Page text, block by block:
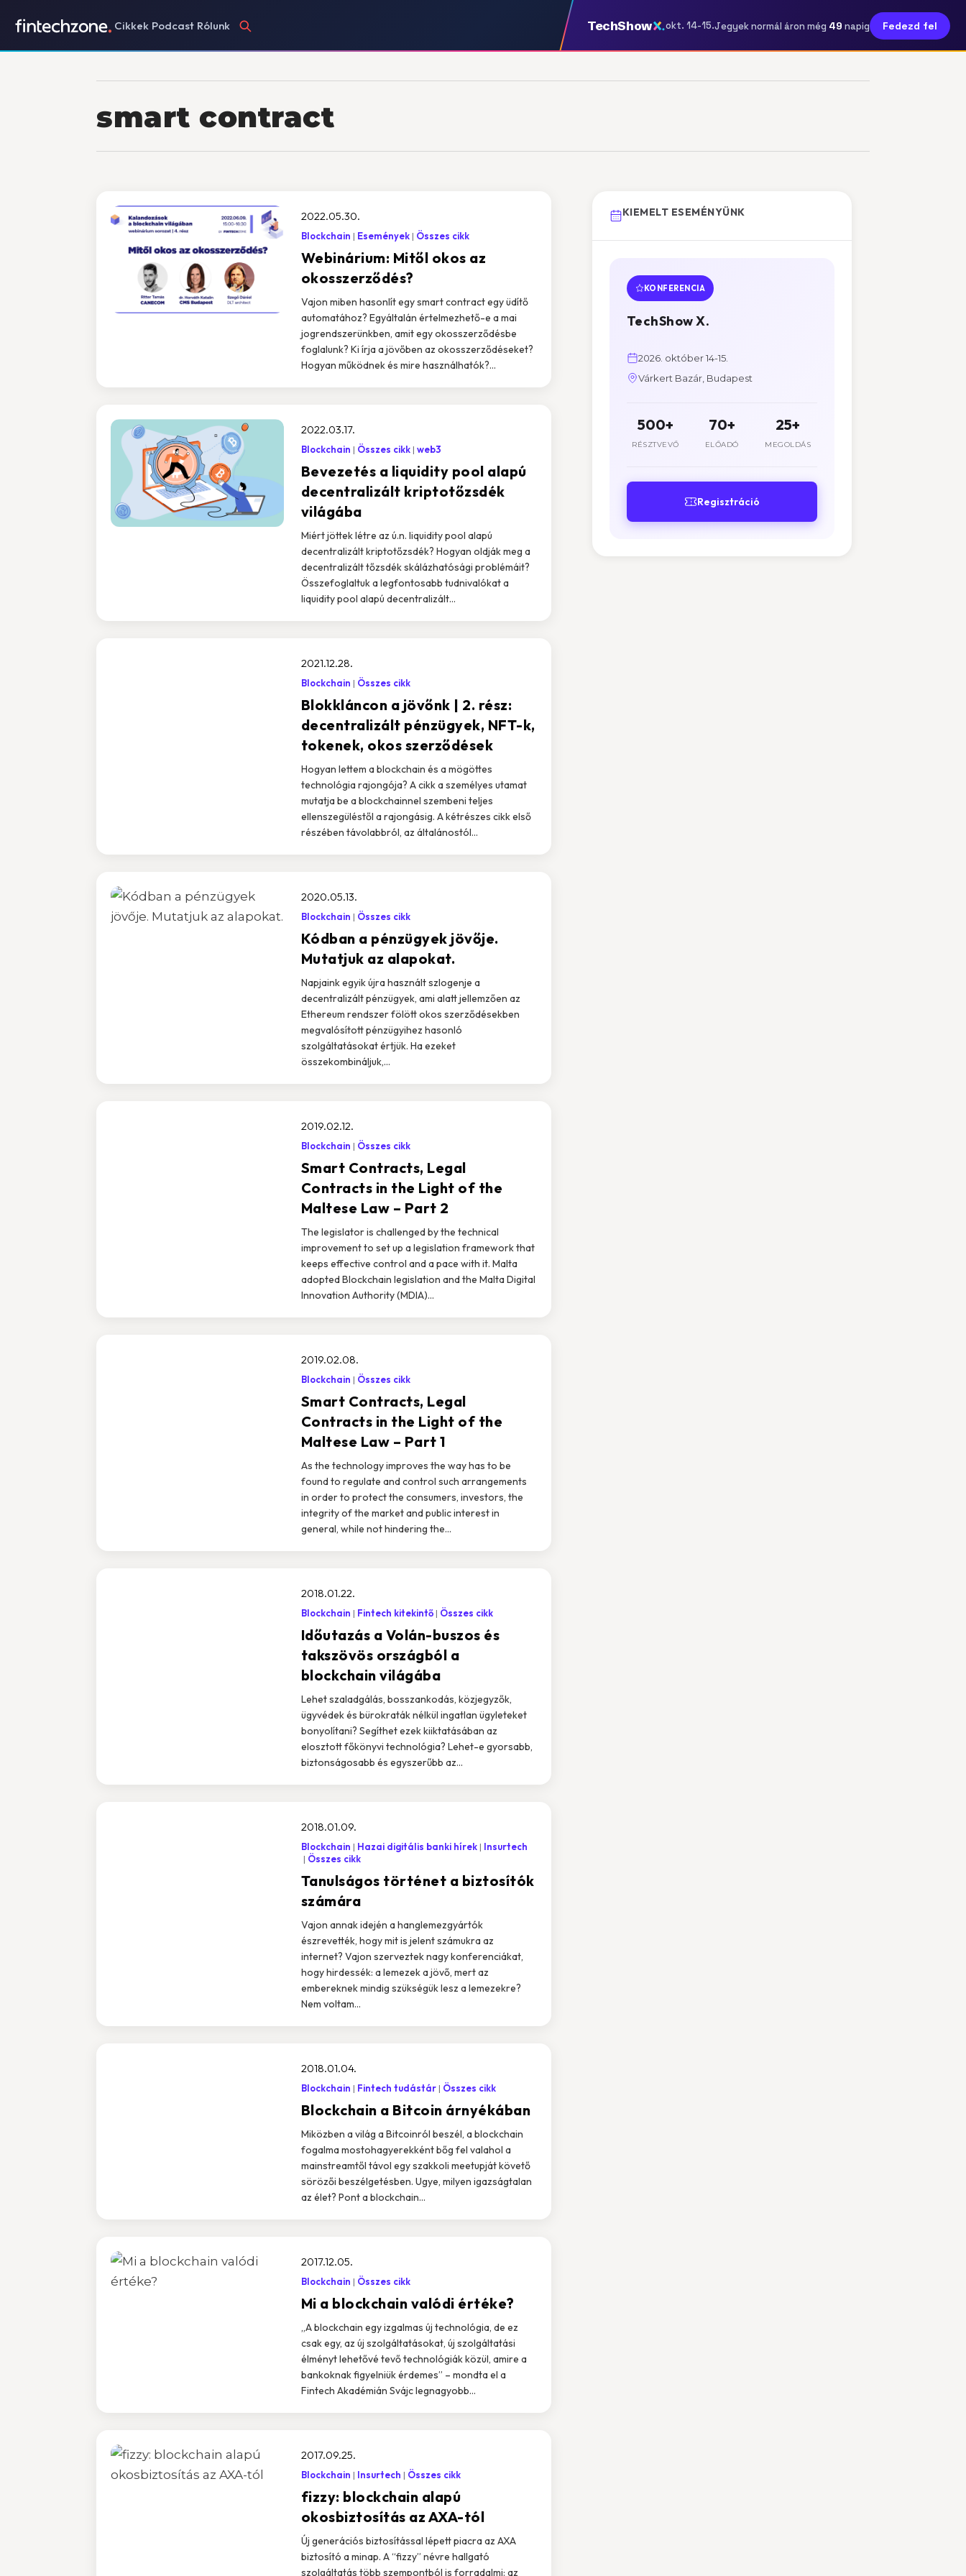
Cikkek Podcast Rólunk TechShow okt. 14-15.Jegyek normál áron még 49 napig Fedezd fel
smart contract
Webinárium: Mitől okos az
okosszerződés?
2022.05.30.
Blockchain Események Összes cikk
Vajon miben hasonlít egy smart contract egy üdítő
automatához? Egyáltalán értelmezhető-e a mai
jogrendszerünkben, amit egy okosszerződésbe
foglalunk? Ki írja a jövőben az okosszerződéseket?
Hogyan működnek és mire használhatók?...
Bevezetés a liquidity pool alapú
decentralizált kriptotőzsdék
világába
2022.03.17.
Blockchain Összes cikk web3
Miért jöttek létre az ú.n. liquidity pool alapú
decentralizált kriptotőzsdék? Hogyan oldják meg a
decentralizált tőzsdék skálázhatósági problémáit?
Összefoglaltuk a legfontosabb tudnivalókat a
liquidity pool alapú decentralizált...
Blokkláncon a jövőnk | 2. rész:
decentralizált pénzügyek, NFT-k,
tokenek, okos szerződések
2021.12.28.
Blockchain Összes cikk
Hogyan lettem a blockchain és a mögöttes
technológia rajongója? A cikk a személyes utamat
mutatja be a blockchainnel szembeni teljes
ellenszegüléstől a rajongásig. A kétrészes cikk első
részében távolabbról, az általánostól...
Kódban a pénzügyek jövője.
Mutatjuk az alapokat.
2020.05.13.
Blockchain Összes cikk
Napjaink egyik újra használt szlogenje a
decentralizált pénzügyek, ami alatt jellemzően az
Ethereum rendszer fölött okos szerződésekben
megvalósított pénzügyihez hasonló
szolgáltatásokat értjük. Ha ezeket
összekombináljuk,...
Smart Contracts, Legal
Contracts in the Light of the
Maltese Law – Part 2
2019.02.12.
Blockchain Összes cikk
The legislator is challenged by the technical
improvement to set up a legislation framework that
keeps effective control and a pace with it. Malta
adopted Blockchain legislation and the Malta Digital
Innovation Authority (MDIA)...
Smart Contracts, Legal
Contracts in the Light of the
Maltese Law – Part 1
2019.02.08.
Blockchain Összes cikk
As the technology improves the way has to be
found to regulate and control such arrangements
in order to protect the consumers, investors, the
integrity of the market and public interest in
general, while not hindering the...
Időutazás a Volán-buszos és
takszövös országból a
blockchain világába
2018.01.22.
Blockchain Fintech kitekintő Összes cikk
Lehet szaladgálás, bosszankodás, közjegyzők,
ügyvédek és bürokraták nélkül ingatlan ügyleteket
bonyolítani? Segíthet ezek kiiktatásában az
elosztott főkönyvi technológia? Lehet-e gyorsabb,
biztonságosabb és egyszerűbb az...
Tanulságos történet a biztosítók
számára
2018.01.09.
Blockchain Hazai digitális banki hírek
Insurtech
Összes cikk
Vajon annak idején a hanglemezgyártók
észrevették, hogy mit is jelent számukra az
internet? Vajon szerveztek nagy konferenciákat,
hogy hirdessék: a lemezek a jövő, mert az
embereknek mindig szükségük lesz a lemezekre?
Nem voltam...
Blockchain a Bitcoin árnyékában
2018.01.04.
Blockchain Fintech tudástár Összes cikk
Miközben a világ a Bitcoinról beszél, a blockchain
fogalma mostohagyerekként bőg fel valahol a
mainstreamtől távol egy szakkoli meetupját követő
sörözői beszélgetésben. Ugye, milyen igazságtalan
az élet? Pont a blockchain...
Mi a blockchain valódi értéke?
2017.12.05.
Blockchain Összes cikk
„A blockchain egy izgalmas új technológia, de ez
csak egy, az új szolgáltatásokat, új szolgáltatási
élményt lehetővé tevő technológiák közül, amire a
bankoknak figyelniük érdemes” – mondta el a
Fintech Akadémián Svájc legnagyobb...
fizzy: blockchain alapú
okosbiztosítás az AXA-tól
2017.09.25.
Blockchain Insurtech Összes cikk
Új generációs biztosítással lépett piacra az AXA
biztosító a minap. A “fizzy” névre hallgató
szolgáltatás több szempontból is forradalmi: az
KIEMELT ESEMÉNYÜNK
KONFERENCIA
TechShow X.
2026. október 14-15.
Várkert Bazár, Budapest
500+
RÉSZTVEVŐ
70+
ELŐADÓ
25+
MEGOLDÁS
Regisztráció